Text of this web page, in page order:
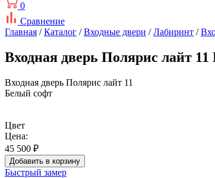
0
Сравнение
Главная /Каталог /Входные двери /Лабиринт /
Входная дверь Полярис лайт
Входная дверь Полярис лайт 11
Белый софт
Цвет
Цена:
45 500 ₽
Добавить в корзину
Быстрый замер